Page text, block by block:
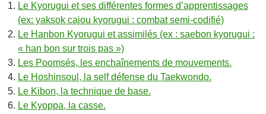
Le Kyorugui et ses différentes formes d’apprentissages
(ex: yaksok cajou kyorugui : combat semi-codifié)
Le Hanbon Kyorugui et assimilés (ex : saebon kyorugui :
« han bon sur trois pas »)
Les Poomsés, les enchaînements de mouvements.
Le Hoshinsoul, la self défense du Taekwondo.
Le Kibon, la technique de base.
Le Kyoppa, la casse.